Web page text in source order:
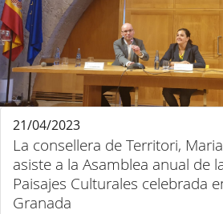
La consellera de Territori,
asiste a la Asamblea anual de
Paisajes Culturales celebrada
Granada
21/04/2023